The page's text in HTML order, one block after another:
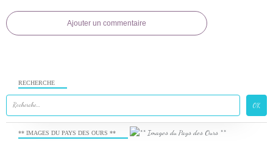
Ajouter un commentaire
RECHERCHE
** IMAGES DU PAYS DES OURS **